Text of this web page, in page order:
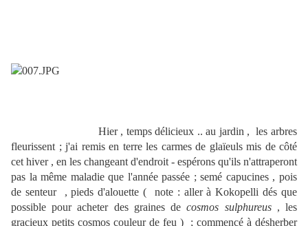
Hier , temps délicieux .. au jardin , les arbres
fleurissent ; j'ai remis en terre les carmes de glaïeuls mis de côté
cet hiver , en les changeant d'endroit - espérons qu'ils n'attraperont
pas la même maladie que l'année passée ; semé capucines , pois
de senteur , pieds d'alouette ( note : aller à Kokopelli dés que
possible pour acheter des graines decosmos sulphureus, les
gracieux petits cosmos couleur de feu ) ; commencé à désherber